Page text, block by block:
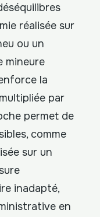
réalisée sur
ou un
mineure
la
par
permet de
comme
sur un
inadapté,
en